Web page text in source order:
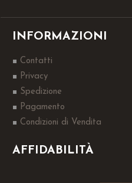
INFORMAZIONI
Contatti
Privacy
Spedizione
Pagamento
Condizioni di Vendita
AFFIDABILITÀ